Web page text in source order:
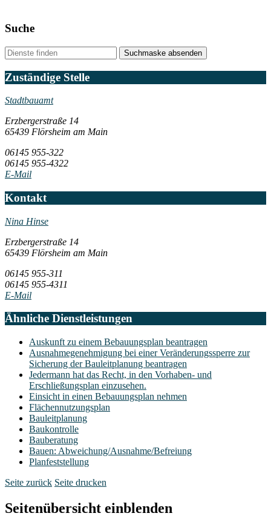
Suche
Suchmaske absenden
Zuständige Stelle
Stadtbauamt
Erzbergerstraße 14
65439 Flörsheim am Main
06145 955-322
06145 955-4322
E-Mail
Kontakt
Nina Hinse
Erzbergerstraße 14
65439 Flörsheim am Main
06145 955-311
06145 955-4311
E-Mail
Ähnliche Dienstleistungen
Auskunft zu einem Bebauungsplan beantragen
Ausnahmegenehmigung bei einer Veränderungssperre zur
Sicherung der Bauleitplanung beantragen
Jedermann hat das Recht, in den Vorhaben- und
Erschließungsplan einzusehen.
Einsicht in einen Bebauungsplan nehmen
Flächennutzungsplan
Bauleitplanung
Baukontrolle
Bauberatung
Bauen: Abweichung/Ausnahme/Befreiung
Planfeststellung
Seite zurück Seite drucken
Seitenübersicht einblenden